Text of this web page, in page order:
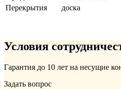
Перекрытия
доска
Условия
Гарантия до 10 лет на несущие
Задать вопрос